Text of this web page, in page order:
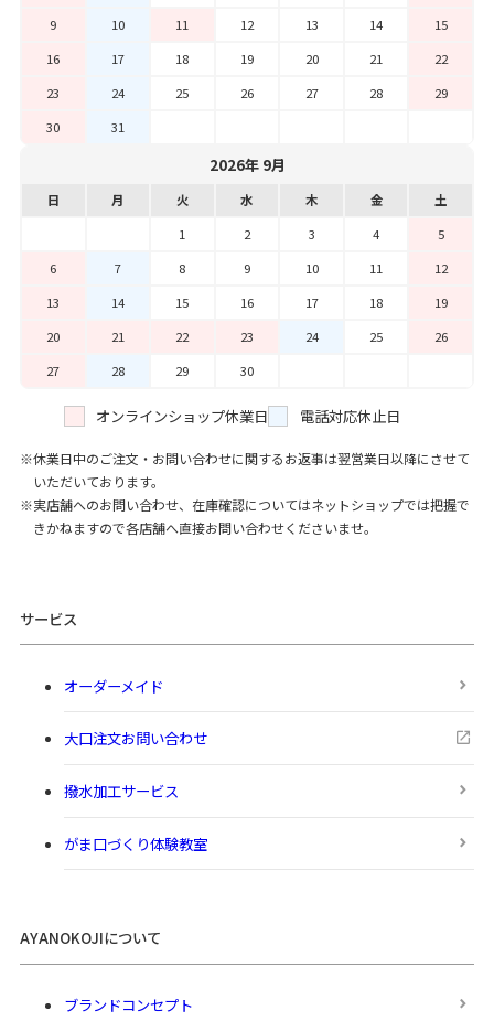
9
10 11 12 13 14
15
16
17 18 19 20 21
22
23
24 25 26 27 28
29
30
31
2026年 9月
日 月 火 水 木 金
土
1
2 3 4
5
6
7 8 9 10 11
12
13
14 15 16 17 18
19
20
21 22 23 24 25
26
27
28 29 30
オンラインショップ休業日 電話対応休止日
休業日中のご注文・お問い合わせに関するお返事は翌営業日以降にさせて
いただいております。
実店舗へのお問い合わせ、在庫確認についてはネットショップでは把握で
きかねますので各店舗へ直接お問い合わせくださいませ。
サービス
オーダーメイド
大口注文お問い合わせ
撥水加工サービス
がま口づくり体験教室
AYANOKOJIについて
ブランドコンセプト